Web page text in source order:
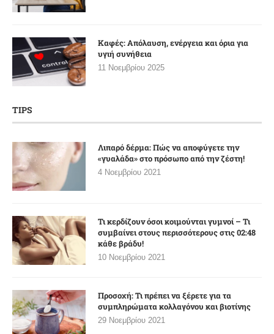
Καφές: Απόλαυση, ενέργεια και όρια για
υγιή συνήθεια
11 Νοεμβρίου 2025
TIPS
Λιπαρό δέρμα: Πώς να αποφύγετε την
«γυαλάδα» στο πρόσωπο από την ζέστη!
4 Νοεμβρίου 2021
Τι κερδίζουν όσοι κοιμούνται γυμνοί – Τι
συμβαίνει στους περισσότερους στις 02:48
κάθε βράδυ!
10 Νοεμβρίου 2021
Προσοχή: Τι πρέπει να ξέρετε για τα
συμπληρώματα κολλαγόνου και βιοτίνης
29 Νοεμβρίου 2021